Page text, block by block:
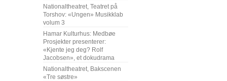
Nationaltheatret, Teatret på
Torshov: «Ungen» Musikklab
volum 3
Hamar Kulturhus: Medbøe
Prosjekter presenterer:
«Kjente jeg deg? Rolf
Jacobsen», et dokudrama
Nationaltheatret, Bakscenen
«Tre søstre»